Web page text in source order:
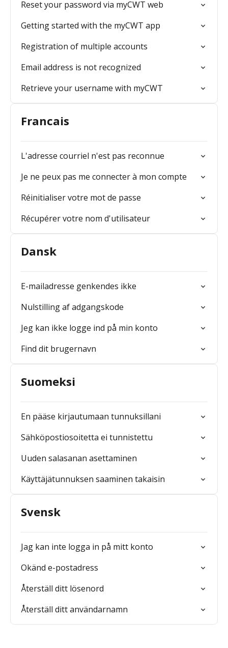
Reset your password via myCWT web
Getting started with the myCWT app
Registration of multiple accounts
Email address is not recognized
Retrieve your username with myCWT
Francais
L'adresse courriel n'est pas reconnue
Je ne peux pas me connecter à mon compte
Réinitialiser votre mot de passe
Récupérer votre nom d'utilisateur
Dansk
E-mailadresse genkendes ikke
Nulstilling af adgangskode
Jeg kan ikke logge ind på min konto
Find dit brugernavn
Suomeksi
En pääse kirjautumaan tunnuksillani
Sähköpostiosoitetta ei tunnistettu
Uuden salasanan asettaminen
Käyttäjätunnuksen saaminen takaisin
Svensk
Jag kan inte logga in på mitt konto
Okänd e-postadress
Återställ ditt lösenord
Återställ ditt användarnamn